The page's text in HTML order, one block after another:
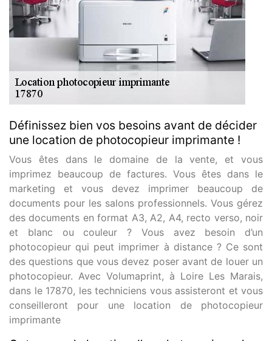
Définissez bien vos besoins avant de décider
une location de photocopieur imprimante !
Vous êtes dans le domaine de la vente, et vous
imprimez beaucoup de factures. Vous êtes dans le
marketing et vous devez imprimer beaucoup de
documents pour les salons professionnels. Vous gérez
des documents en format A3, A2, A4, recto verso, noir
et blanc ou couleur ? Vous avez besoin d’un
photocopieur qui peut imprimer à distance ? Ce sont
des questions que vous devez poser avant de louer un
photocopieur. Avec Volumaprint, à Loire Les Marais,
dans le 17870, les techniciens vous assisteront et vous
conseilleront pour une location de photocopieur
imprimante